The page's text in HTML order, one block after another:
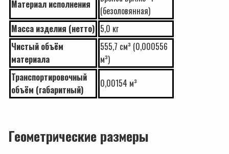
Материал исполнения
(безоловянная)
Масса изделия (нетто) 5,0 кг
Чистый объём
материала
555,7 см³ (0,000556
м³)
Транспортировочный
объём (габаритный)
0,00154 м³
Геометрические размеры